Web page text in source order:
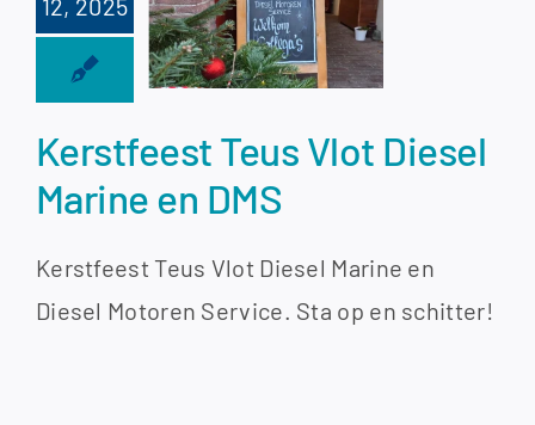
12, 2025
Vlot
Marine
DMS
Kerstfeest Teus Vlot Diesel
Marine en DMS
Kerstfeest Teus Vlot Diesel Marine en
Diesel Motoren Service. Sta op en schitter!